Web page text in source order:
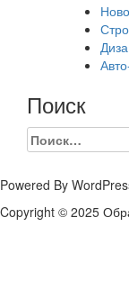
Поиск
Найти:
Powered By
Copyright © 2025